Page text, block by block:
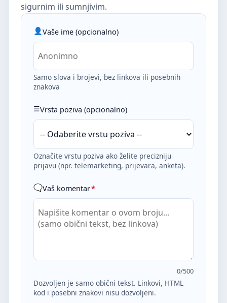
sigurnim ili sumnjivim.
Vaše ime (opcionalno)
Samo slova i brojevi, bez linkova ili posebnih
znakova
Vrsta poziva (opcionalno)
Označite vrstu poziva ako želite precizniju
prijavu (npr. telemarketing, prijevara, anketa).
Vaš komentar*
0/500
Dozvoljen je samo obični tekst. Linkovi, HTML
kod i posebni znakovi nisu dozvoljeni.